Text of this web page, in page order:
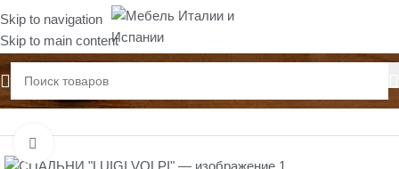
Skip to navigation
Skip to main content
Главная Спальни